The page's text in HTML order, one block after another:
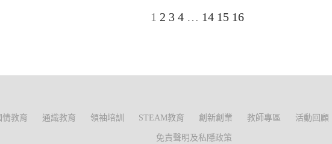
1 2 3 4 … 14 15 16
情教育 通識教育 領袖培訓 STEAM教育 創新創業 教師專區 活動回顧
免責聲明及私隱政策